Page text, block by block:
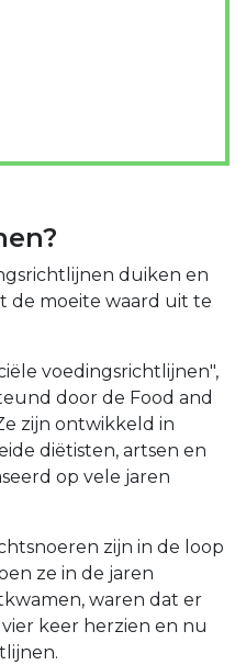
duiken en
de moeite waard uit te
voedingsrichtlijnen",
door de Food and
zijn ontwikkeld in
diëtisten, artsen en
op vele jaren
zijn in de loop
ze in de jaren
waren dat er
vier keer herzien en nu